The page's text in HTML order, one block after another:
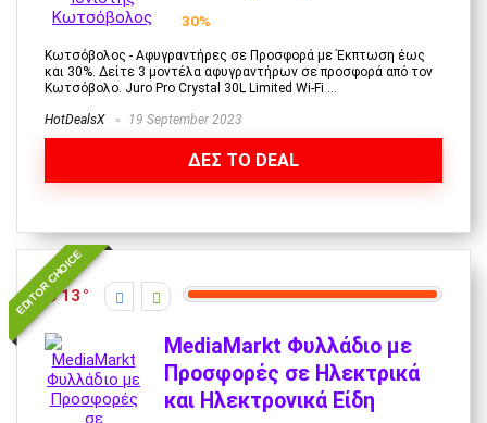
30%
Κωτσόβολος - Αφυγραντήρες σε Προσφορά με Έκπτωση έως
και 30%. Δείτε 3 μοντέλα αφυγραντήρων σε προσφορά από τον
Κωτσόβολο. Juro Pro Crystal 30L Limited Wi-Fi ...
HotDealsX 19 September 2023
ΔΕΣ ΤΟ DEAL
EDITOR CHOICE
13
MediaMarkt Φυλλάδιο με
Προσφορές σε Ηλεκτρικά
και Ηλεκτρονικά Είδη